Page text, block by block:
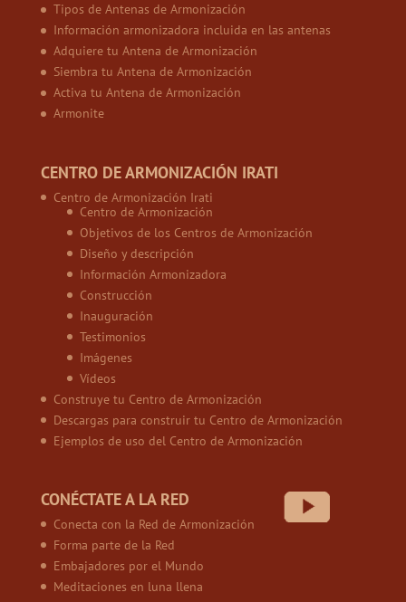
Tipos de Antenas de Armonización
Información armonizadora incluida en las antenas
Adquiere tu Antena de Armonización
Siembra tu Antena de Armonización
Activa tu Antena de Armonización
Armonite
CENTRO DE ARMONIZACIÓN IRATI
Centro de Armonización Irati
Centro de Armonización
Objetivos de los Centros de Armonización
Diseño y descripción
Información Armonizadora
Construcción
Inauguración
Testimonios
Imágenes
Vídeos
Construye tu Centro de Armonización
Descargas para construir tu Centro de Armonización
Ejemplos de uso del Centro de Armonización
CONÉCTATE A LA RED
Conecta con la Red de Armonización
Forma parte de la Red
Embajadores por el Mundo
Meditaciones en luna llena